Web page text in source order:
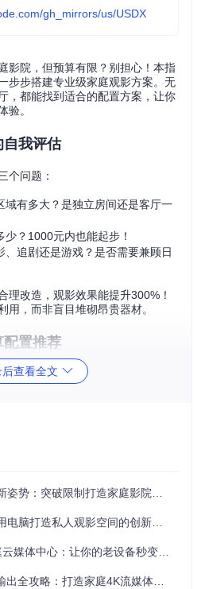
gh_mirrors/us/USDX
影院，但预算有限？别担心！本指
步步搭建专业级家庭观影方案。无
，都能找到适合的配置方案，让你
验。
自我评估
个问题：
域有多大？是独立房间还是客厅一
少？1000元内也能起步！
、追剧还是游戏？是否需要兼顾日
理改造，观影效果能提升300%！
用，而非盲目堆砌昂贵器材。
配置推荐
础观影体验
+蓝牙音箱（约200元）
盒子（利用现有设备）
寸幕布（约1500元）
中高端电视盒子（约500元）
查看全文
：突破限制打造家庭影院终极指南
脑打造私人观影空间的创新方案
中心：让你的老设备秒变智能家庭影院
全攻略：打造家庭4K流媒体影院